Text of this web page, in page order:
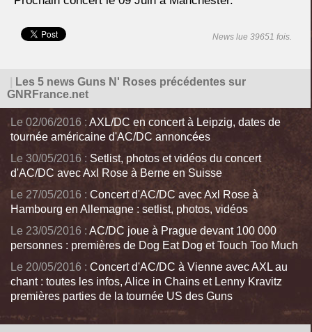
News lue 39651 fois.
Les 5 news Guns N' Roses précédentes sur
GNRFrance.net
Le 02/06/2016 : AXL/DC en concert à Leipzig, dates de
tournée américaine d'AC/DC annoncées
Le 30/05/2016 : Setlist, photos et vidéos du concert
d'AC/DC avec Axl Rose à Berne en Suisse
Le 27/05/2016 : Concert d'AC/DC avec Axl Rose à
Hambourg en Allemagne : setlist, photos, vidéos
Le 23/05/2016 : AC/DC joue à Prague devant 100 000
personnes : premières de Dog Eat Dog et Touch Too Much
Le 20/05/2016 : Concert d'AC/DC à Vienne avec AXL au
chant : toutes les infos, Alice in Chains et Lenny Kravitz
premières parties de la tournée US des Guns